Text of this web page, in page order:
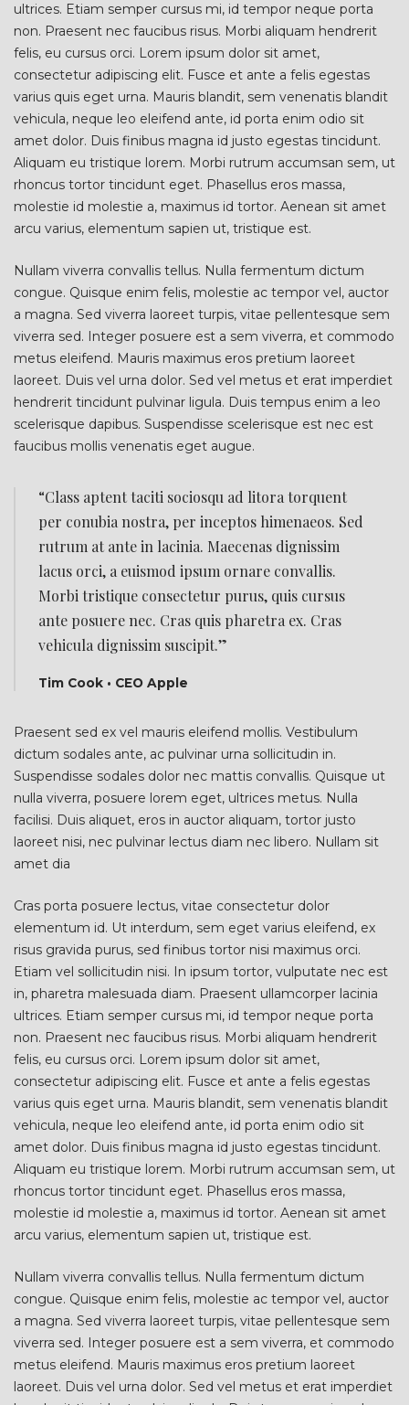
ultrices. Etiam semper cursus mi, id tempor neque porta
non. Praesent nec faucibus risus. Morbi aliquam hendrerit
felis, eu cursus orci. Lorem ipsum dolor sit amet,
consectetur adipiscing elit. Fusce et ante a felis egestas
varius quis eget urna. Mauris blandit, sem venenatis blandit
vehicula, neque leo eleifend ante, id porta enim odio sit
amet dolor. Duis finibus magna id justo egestas tincidunt.
Aliquam eu tristique lorem. Morbi rutrum accumsan sem, ut
rhoncus tortor tincidunt eget. Phasellus eros massa,
molestie id molestie a, maximus id tortor. Aenean sit amet
arcu varius, elementum sapien ut, tristique est.
Nullam viverra convallis tellus. Nulla fermentum dictum
congue. Quisque enim felis, molestie ac tempor vel, auctor
a magna. Sed viverra laoreet turpis, vitae pellentesque sem
viverra sed. Integer posuere est a sem viverra, et commodo
metus eleifend. Mauris maximus eros pretium laoreet
laoreet. Duis vel urna dolor. Sed vel metus et erat imperdiet
hendrerit tincidunt pulvinar ligula. Duis tempus enim a leo
scelerisque dapibus. Suspendisse scelerisque est nec est
faucibus mollis venenatis eget augue.
“Class aptent taciti sociosqu ad litora torquent
per conubia nostra, per inceptos himenaeos. Sed
rutrum at ante in lacinia. Maecenas dignissim
lacus orci, a euismod ipsum ornare convallis.
Morbi tristique consectetur purus, quis cursus
ante posuere nec. Cras quis pharetra ex. Cras
vehicula dignissim suscipit.”
Tim Cook • CEO Apple
Praesent sed ex vel mauris eleifend mollis. Vestibulum
dictum sodales ante, ac pulvinar urna sollicitudin in.
Suspendisse sodales dolor nec mattis convallis. Quisque ut
nulla viverra, posuere lorem eget, ultrices metus. Nulla
facilisi. Duis aliquet, eros in auctor aliquam, tortor justo
laoreet nisi, nec pulvinar lectus diam nec libero. Nullam sit
amet dia
Cras porta posuere lectus, vitae consectetur dolor
elementum id. Ut interdum, sem eget varius eleifend, ex
risus gravida purus, sed finibus tortor nisi maximus orci.
Etiam vel sollicitudin nisi. In ipsum tortor, vulputate nec est
in, pharetra malesuada diam. Praesent ullamcorper lacinia
ultrices. Etiam semper cursus mi, id tempor neque porta
non. Praesent nec faucibus risus. Morbi aliquam hendrerit
felis, eu cursus orci. Lorem ipsum dolor sit amet,
consectetur adipiscing elit. Fusce et ante a felis egestas
varius quis eget urna. Mauris blandit, sem venenatis blandit
vehicula, neque leo eleifend ante, id porta enim odio sit
amet dolor. Duis finibus magna id justo egestas tincidunt.
Aliquam eu tristique lorem. Morbi rutrum accumsan sem, ut
rhoncus tortor tincidunt eget. Phasellus eros massa,
molestie id molestie a, maximus id tortor. Aenean sit amet
arcu varius, elementum sapien ut, tristique est.
Nullam viverra convallis tellus. Nulla fermentum dictum
congue. Quisque enim felis, molestie ac tempor vel, auctor
a magna. Sed viverra laoreet turpis, vitae pellentesque sem
viverra sed. Integer posuere est a sem viverra, et commodo
metus eleifend. Mauris maximus eros pretium laoreet
laoreet. Duis vel urna dolor. Sed vel metus et erat imperdiet